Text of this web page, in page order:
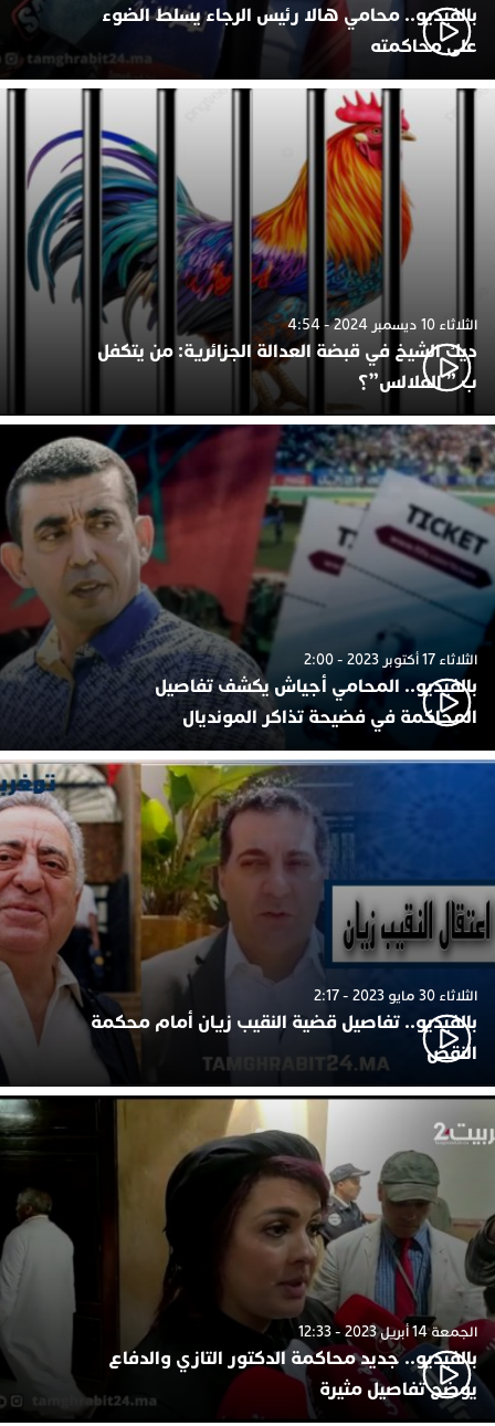
بالفيديو.. محامي هالا رئيس الرجاء يسلط الضوء
على محاكمته
الثلاثاء 10 ديسمبر 2024 - 4:54
ديك الشيخ في قبضة العدالة الجزائرية: من يتكفل
ب ” الفلالس”؟
الثلاثاء 17 أكتوبر 2023 - 2:00
بالفيديو.. المحامي أجياش يكشف تفاصيل
المحاكمة في فضيحة تذاكر المونديال
الثلاثاء 30 مايو 2023 - 2:17
بالفيديو.. تفاصيل قضية النقيب زيان أمام محكمة
النقض
الجمعة 14 أبريل 2023 - 12:33
بالفيديو.. جديد محاكمة الدكتور التازي والدفاع
يوضح تفاصيل مثيرة